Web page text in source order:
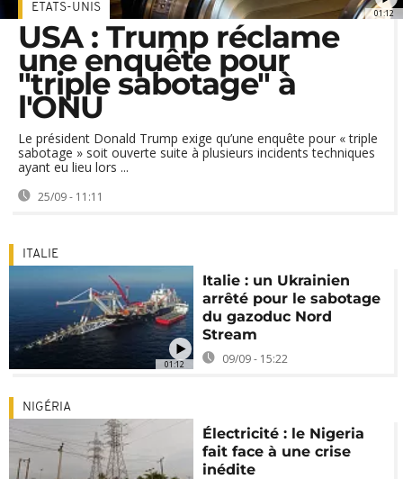
01:12
ETATS-UNIS
USA : Trump réclame
une enquête pour
"triple sabotage" à
l'ONU
Le président Donald Trump exige qu’une enquête pour « triple
sabotage » soit ouverte suite à plusieurs incidents techniques
ayant eu lieu lors ...
25/09 - 11:11
01:12
ITALIE
Italie : un Ukrainien
arrêté pour le sabotage
du gazoduc Nord
Stream
09/09 - 15:22
NIGÉRIA
Électricité : le Nigeria
fait face à une crise
inédite